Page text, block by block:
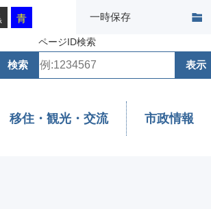
ページID検索
青 一時保存
移住・観光・交流 市政情報